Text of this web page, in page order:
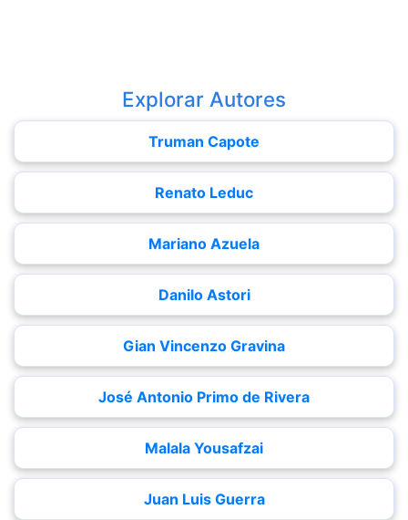
Explorar Autores
Truman Capote
Renato Leduc
Mariano Azuela
Danilo Astori
Gian Vincenzo Gravina
José Antonio Primo de Rivera
Malala Yousafzai
Juan Luis Guerra